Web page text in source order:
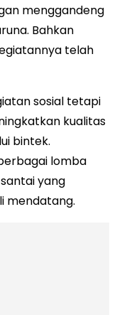
menggandeng
Bahkan
telah
sosial tetapi
kualitas
bintek.
lomba
yang
mendatang.